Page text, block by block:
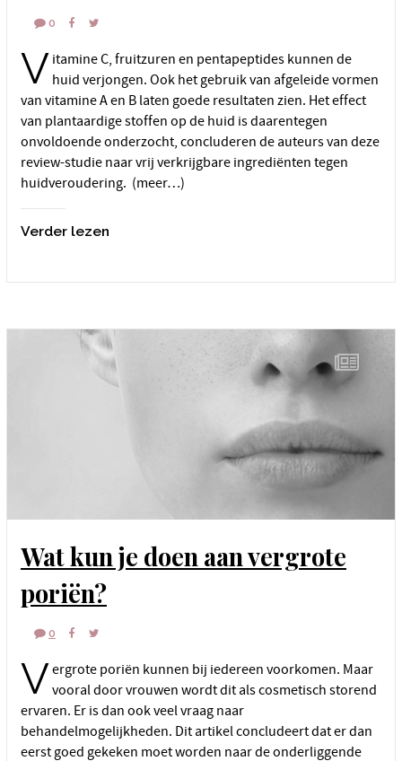
0
V itamine C, fruitzuren en pentapeptides kunnen de
huid verjongen. Ook het gebruik van afgeleide vormen
van vitamine A en B laten goede resultaten zien. Het effect
van plantaardige stoffen op de huid is daarentegen
onvoldoende onderzocht, concluderen de auteurs van deze
review-studie naar vrij verkrijgbare ingrediënten tegen
huidveroudering. (meer…)
Verder lezen
Wat kun je doen aan vergrote
poriën?
0
Vergrote poriën kunnen bij iedereen voorkomen. Maar
vooral door vrouwen wordt dit als cosmetisch storend
ervaren. Er is dan ook veel vraag naar
behandelmogelijkheden. Dit artikel concludeert dat er dan
eerst goed gekeken moet worden naar de onderliggende